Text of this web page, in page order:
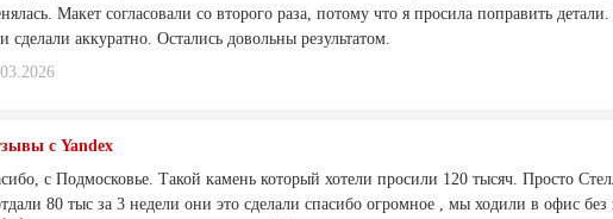
Макет согласовали со второго раза, потому что я просила поправить
сделали аккуратно. Остались довольны результатом.
с Yandex
с Подмосковье. Такой камень который хотели просили 120 тысяч. Просто
80 тыс за 3 недели они это сделали спасибо огромное , мы ходили в офис